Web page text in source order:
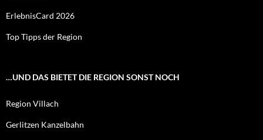
ErlebnisCard 2026
Top Tipps der Region
…UND DAS BIETET DIE REGION SONST NOCH
Region Villach
Gerlitzen Kanzelbahn